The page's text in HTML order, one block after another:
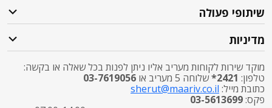
שיתופי פעולה
מדיניות
מוקד שירות לקוחות מעריב אליו ניתן לפנות בכל שאלה או בקשה:
טלפון: 2421* שלוחה 5 מעריב או
03-7619056
כתובת מייל: sherut@maariv.co.il
פקס:03-5613699